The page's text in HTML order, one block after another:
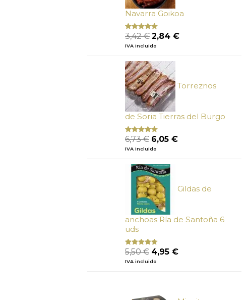
Navarra Goikoa
Valorado
con
de 5
3,42€ El
precio
era:
3,42 €.
2,84 €El
IVA incluido
Torreznos
de Soria Tierras del Burgo
Valorado
con
de
5
6,73€ El
precio
era:
6,73 €.
6,05 €El
IVA incluido
Gildas de
anchoas Ría de Santoña 6
uds
Valorado
con
de 5
5,50€ El
precio
4,95 €El
IVA incluido